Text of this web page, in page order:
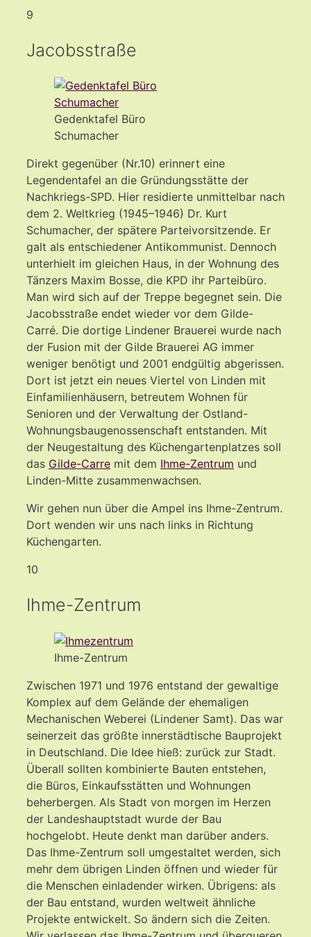
9
Jacobsstraße
Gedenktafel Büro
Schumacher
Direkt gegenüber (Nr.10) erinnert eine
Legendentafel an die Gründungsstätte der
Nachkriegs-SPD. Hier residierte unmittelbar nach
dem 2. Weltkrieg (1945–1946) Dr. Kurt
Schumacher, der spätere Parteivorsitzende. Er
galt als entschiedener Antikommunist. Dennoch
unterhielt im gleichen Haus, in der Wohnung des
Tänzers Maxim Bosse, die KPD ihr Parteibüro.
Man wird sich auf der Treppe begegnet sein. Die
Jacobsstraße endet wieder vor dem Gilde-
Carré. Die dortige Lindener Brauerei wurde nach
der Fusion mit der Gilde Brauerei AG immer
weniger benötigt und 2001 endgültig abgerissen.
Dort ist jetzt ein neues Viertel von Linden mit
Einfamilienhäusern, betreutem Wohnen für
Senioren und der Verwaltung der Ostland-
Wohnungsbaugenossenschaft entstanden. Mit
der Neugestaltung des Küchengartenplatzes soll
das Gilde-Carre mit dem Ihme-Zentrum und
Linden-Mitte zusammenwachsen.
Wir gehen nun über die Ampel ins Ihme-Zentrum.
Dort wenden wir uns nach links in Richtung
Küchengarten.
10
Ihme-Zentrum
Ihme-Zentrum
Zwischen 1971 und 1976 entstand der gewaltige
Komplex auf dem Gelände der ehemaligen
Mechanischen Weberei (Lindener Samt). Das war
seinerzeit das größte innerstädtische Bauprojekt
in Deutschland. Die Idee hieß: zurück zur Stadt.
Überall sollten kombinierte Bauten entstehen,
die Büros, Einkaufsstätten und Wohnungen
beherbergen. Als Stadt von morgen im Herzen
der Landeshauptstadt wurde der Bau
hochgelobt. Heute denkt man darüber anders.
Das Ihme-Zentrum soll umgestaltet werden, sich
mehr dem übrigen Linden öffnen und wieder für
die Menschen einladender wirken. Übrigens: als
der Bau entstand, wurden weltweit ähnliche
Projekte entwickelt. So ändern sich die Zeiten.